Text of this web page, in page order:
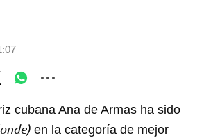
cubana Ana de Armas ha sido
en la categoría de mejor